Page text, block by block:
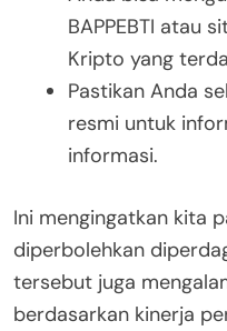
BAPPEBTI atau
Kripto yang
Pastikan Anda
resmi untuk
informasi.
Ini mengingatkan kita
diperbolehkan
tersebut juga
berdasarkan kinerja